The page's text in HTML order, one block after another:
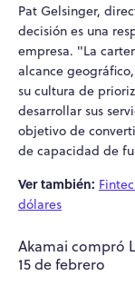
Pat Gelsinger,
decisión es una
empresa. "La
alcance
su cultura de
desarrollar sus
objetivo de
de capacidad de
Ver también:
dólares
Akamai compró
15 de febrero